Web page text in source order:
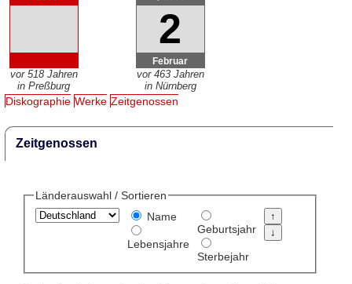
vor 518 Jahren
in Preßburg
2
Februar
vor 463 Jahren
in Nürnberg
Diskographie Werke Zeitgenossen
Zeitgenossen
Länderauswahl / Sortieren
Name
Lebensjahre
Geburtsjahr
Sterbejahr